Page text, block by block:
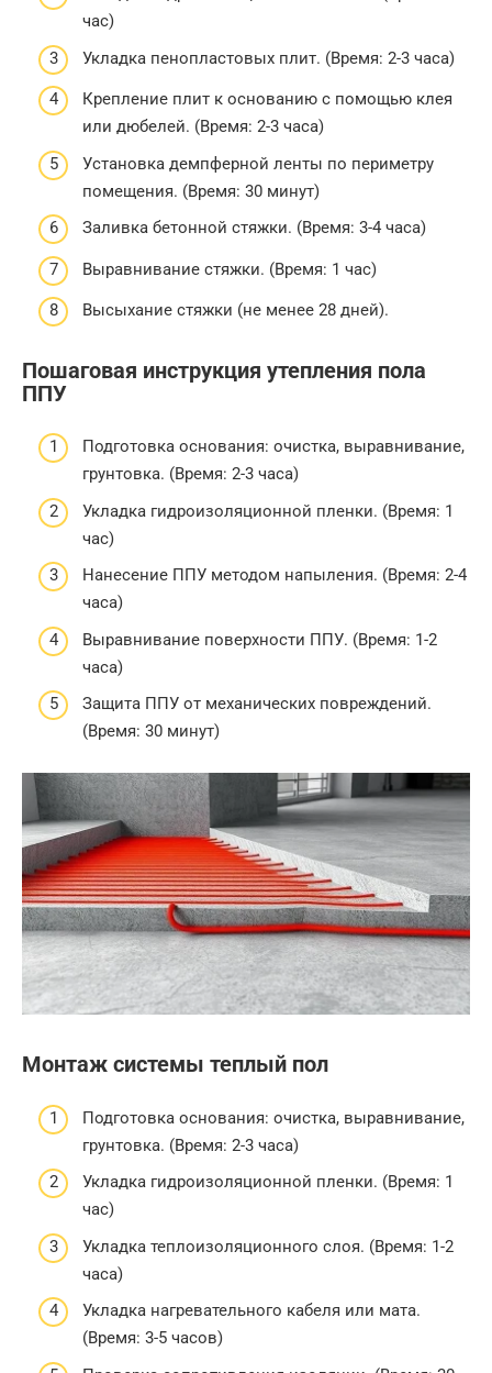
час)
Укладка пенопластовых плит. (Время: 2-3 часа)
Крепление плит к основанию с помощью клея
или дюбелей. (Время: 2-3 часа)
Установка демпферной ленты по периметру
помещения. (Время: 30 минут)
Заливка бетонной стяжки. (Время: 3-4 часа)
Выравнивание стяжки. (Время: 1 час)
Высыхание стяжки (не менее 28 дней).
Пошаговая инструкция утепления пола
ППУ
Подготовка основания: очистка, выравнивание,
грунтовка. (Время: 2-3 часа)
Укладка гидроизоляционной пленки. (Время: 1
час)
Нанесение ППУ методом напыления. (Время: 2-4
часа)
Выравнивание поверхности ППУ. (Время: 1-2
часа)
Защита ППУ от механических повреждений.
(Время: 30 минут)
Монтаж системы теплый пол
Подготовка основания: очистка, выравнивание,
грунтовка. (Время: 2-3 часа)
Укладка гидроизоляционной пленки. (Время: 1
час)
Укладка теплоизоляционного слоя. (Время: 1-2
часа)
Укладка нагревательного кабеля или мата.
(Время: 3-5 часов)